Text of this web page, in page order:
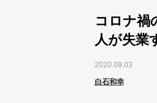
コロナ禍
人が失業
2020.09.03
白石和幸